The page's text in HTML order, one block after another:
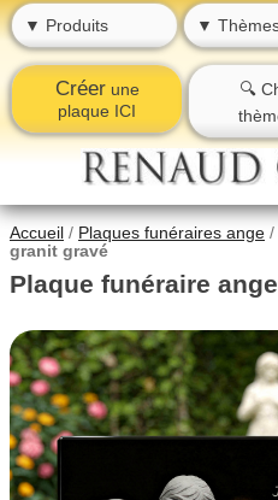
▼ Produits ▼
Créerune
plaque ICI
🔍
Accueil / Plaques funéraires ange /
granit gravé
Plaque funéraire